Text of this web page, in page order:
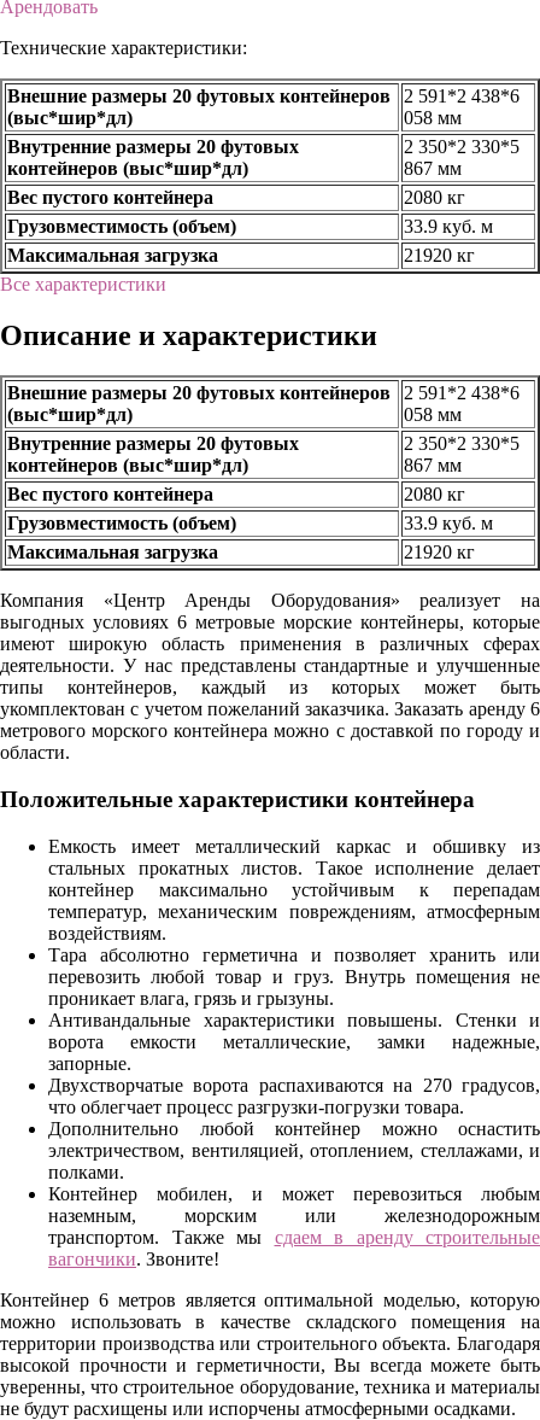
Арендовать
Технические характеристики:
Внешние размеры 20 футовых контейнеров
(выс*шир*дл)
2 591*2 438*6
058 мм
Внутренние размеры 20 футовых
контейнеров (выс*шир*дл)
2 350*2 330*5
867 мм
Вес пустого контейнера
2080 кг
Грузовместимость (объем)
33.9 куб. м
Максимальная загрузка
21920 кг
Все характеристики
Описание и характеристики
Внешние размеры 20 футовых контейнеров
(выс*шир*дл)
2 591*2 438*6
058 мм
Внутренние размеры 20 футовых
контейнеров (выс*шир*дл)
2 350*2 330*5
867 мм
Вес пустого контейнера
2080 кг
Грузовместимость (объем)
33.9 куб. м
Максимальная загрузка
21920 кг
Компания «Центр Аренды Оборудования» реализует на
выгодных условиях 6 метровые морские контейнеры, которые
имеют широкую область применения в различных сферах
деятельности. У нас представлены стандартные и улучшенные
типы контейнеров, каждый из которых может быть
укомплектован с учетом пожеланий заказчика. Заказать аренду 6
метрового морского контейнера можно с доставкой по городу и
области.
Положительные характеристики контейнера
Емкость имеет металлический каркас и обшивку из
стальных прокатных листов. Такое исполнение делает
контейнер максимально устойчивым к перепадам
температур, механическим повреждениям, атмосферным
воздействиям.
Тара абсолютно герметична и позволяет хранить или
перевозить любой товар и груз. Внутрь помещения не
проникает влага, грязь и грызуны.
Антивандальные характеристики повышены. Стенки и
ворота емкости металлические, замки надежные,
запорные.
Двухстворчатые ворота распахиваются на 270 градусов,
что облегчает процесс разгрузки-погрузки товара.
Дополнительно любой контейнер можно оснастить
электричеством, вентиляцией, отоплением, стеллажами, и
полками.
Контейнер мобилен, и может перевозиться любым
наземным, морским или железнодорожным
транспортом. Также мы сдаем в аренду строительные
вагончики. Звоните!
Контейнер 6 метров является оптимальной моделью, которую
можно использовать в качестве складского помещения на
территории производства или строительного объекта. Благодаря
высокой прочности и герметичности, Вы всегда можете быть
уверенны, что строительное оборудование, техника и материалы
не будут расхищены или испорчены атмосферными осадками.